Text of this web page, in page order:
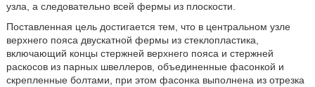
узла, а следовательно всей фермы из плоскости.
Поставленная цель достигается тем, что в центральном узле
верхнего пояса двускатной фермы из стеклопластика,
включающий концы стержней верхнего пояса и стержней
раскосов из парных швеллеров, объединенные фасонкой и
скрепленные болтами, при этом фасонка выполнена из отрезка